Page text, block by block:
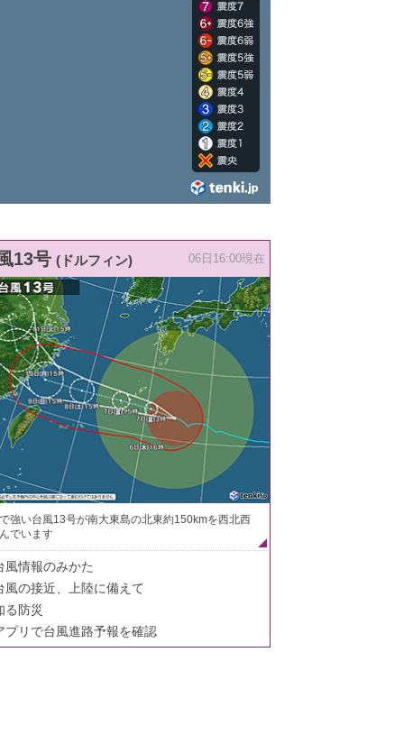
13号 (ドルフィン) 06日16:00現在
強い台風13号が南大東島の北東約150kmを西北西
でいます
風情報のみかた
風の接近、上陸に備えて
る防災
プリで台風進路予報を確認